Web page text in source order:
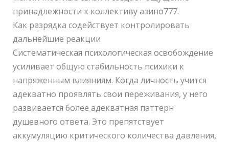
принадлежности к коллективу азино777.
Как разрядка содействует контролировать
дальнейшие реакции
Систематическая психологическая освобождение
усиливает общую стабильность психики к
напряженным влияниям. Когда личность учится
адекватно проявлять свои переживания, у него
развивается более адекватная паттерн
душевного ответа. Это препятствует
аккумуляцию критического количества давления,